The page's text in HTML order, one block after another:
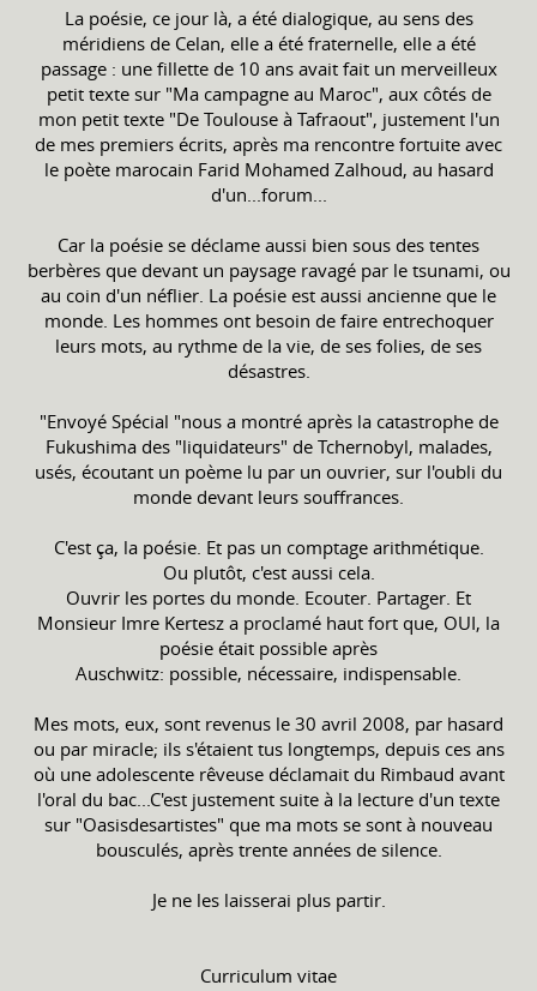
La poésie, ce jour là, a été dialogique, au sens des
méridiens de Celan, elle a été fraternelle, elle a été
passage : une fillette de 10 ans avait fait un merveilleux
petit texte sur "Ma campagne au Maroc", aux côtés de
mon petit texte "De Toulouse à Tafraout", justement l'un
de mes premiers écrits, après ma rencontre fortuite avec
le poète marocain Farid Mohamed Zalhoud, au hasard
d'un...forum...
Car la poésie se déclame aussi bien sous des tentes
berbères que devant un paysage ravagé par le tsunami, ou
au coin d'un néflier. La poésie est aussi ancienne que le
monde. Les hommes ont besoin de faire entrechoquer
leurs mots, au rythme de la vie, de ses folies, de ses
désastres.
"Envoyé Spécial "nous a montré après la catastrophe de
Fukushima des "liquidateurs" de Tchernobyl, malades,
usés, écoutant un poème lu par un ouvrier, sur l'oubli du
monde devant leurs souffrances.
C'est ça, la poésie. Et pas un comptage arithmétique.
Ou plutôt, c'est aussi cela.
Ouvrir les portes du monde. Ecouter. Partager. Et
Monsieur Imre Kertesz a proclamé haut fort que, OUI, la
poésie était possible après
Auschwitz: possible, nécessaire, indispensable.
Mes mots, eux, sont revenus le 30 avril 2008, par hasard
ou par miracle; ils s'étaient tus longtemps, depuis ces ans
où une adolescente rêveuse déclamait du Rimbaud avant
l'oral du bac...C'est justement suite à la lecture d'un texte
sur "Oasisdesartistes" que ma mots se sont à nouveau
bousculés, après trente années de silence.
Je ne les laisserai plus partir.
Curriculum vitae